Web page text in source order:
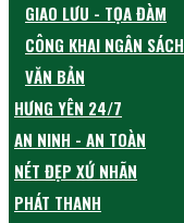
GIAO LƯU - TỌA ĐÀM
CÔNG KHAI NGÂN SÁCH
VĂN BẢN
HƯNG YÊN 24/7
AN NINH - AN TOÀN
NÉT ĐẸP XỨ NHÃN
PHÁT THANH